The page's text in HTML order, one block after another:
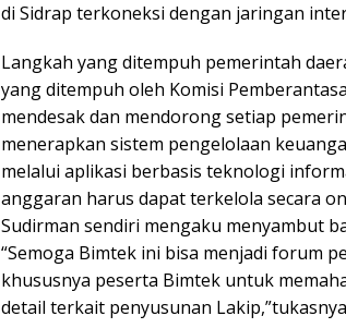
di Sidrap terkoneksi dengan jaringan
Langkah yang ditempuh pemerintah
yang ditempuh oleh Komisi
mendesak dan mendorong setiap
menerapkan sistem pengelolaan
melalui aplikasi berbasis teknologi
anggaran harus dapat terkelola secara
Sudirman sendiri mengaku menyambut
“Semoga Bimtek ini bisa menjadi forum
khususnya peserta Bimtek untuk
detail terkait penyusunan